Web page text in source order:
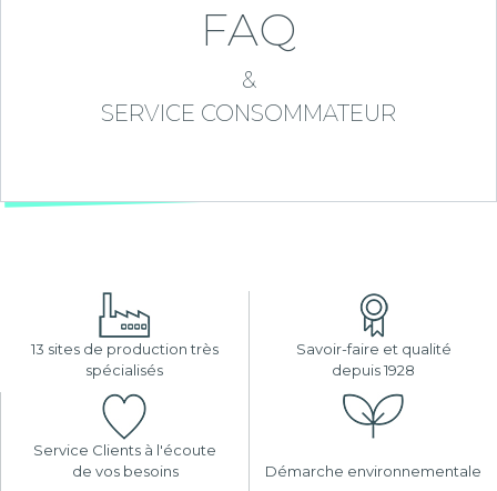
FAQ
&
SERVICE CONSOMMATEUR
13 sites de production très
spécialisés
Savoir-faire et qualité
depuis 1928
Service Clients à l'écoute
de vos besoins
Démarche environnementale